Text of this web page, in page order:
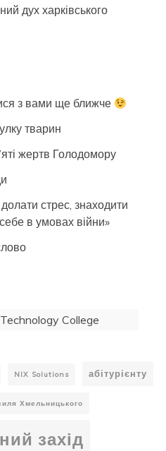
дух харківського
з вами ще ближче
тварин
жертв Голодомору
долати стрес, знаходити
в умовах війни»
College
NIX Solutions абітурієнту
Хмельницького
захід